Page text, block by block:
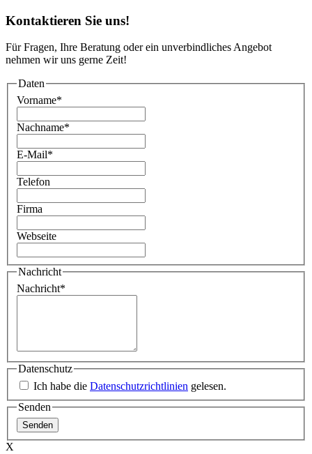
Kontaktieren Sie uns!
Für Fragen, Ihre Beratung oder ein unverbindliches Angebot
nehmen wir uns gerne Zeit!
Daten
Vorname*
Nachname*
E-Mail*
Telefon
Firma
Webseite
Nachricht
Nachricht*
Datenschutz
Ich habe die Datenschutzrichtlinien gelesen.
Senden
X